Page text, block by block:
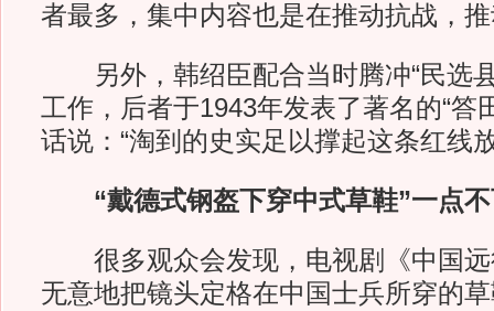
者最多，集中内容也是在推动抗战，
另外，韩绍臣配合当时腾冲“民选
工作，后者于1943年发表了著名的“答
话说：“淘到的史实足以撑起这条红线
“戴德式钢盔下穿中式草鞋”一点
很多观众会发现，电视剧《中国远
无意地把镜头定格在中国士兵所穿的